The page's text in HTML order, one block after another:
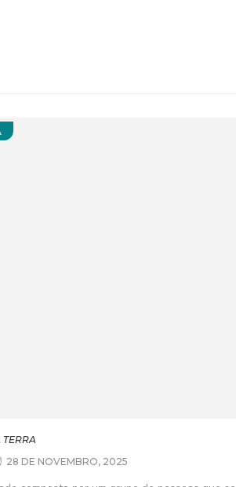
28 DE NOVEMBRO, 2025